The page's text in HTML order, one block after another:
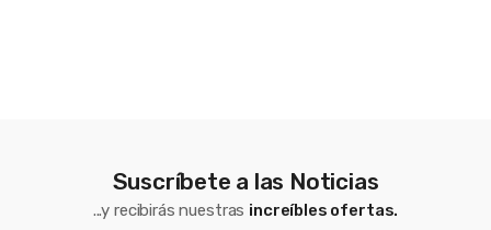
Suscríbete a las Noticias
...y recibirás nuestras increíbles ofertas.